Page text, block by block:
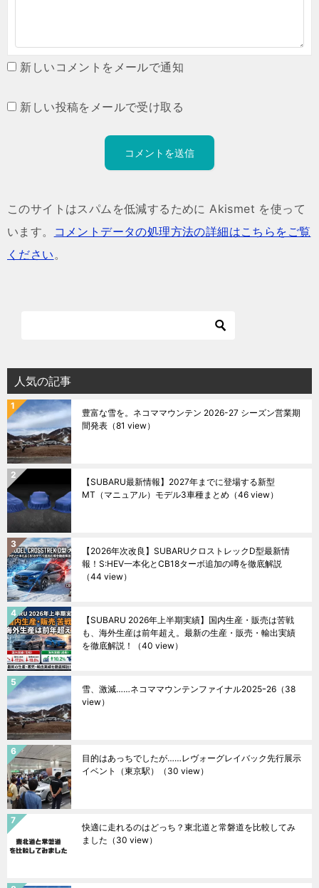
新しいコメントをメールで通知
新しい投稿をメールで受け取る
このサイトはスパムを低減するために Akismet を使って
います。
コメントデータの処理方法の詳細はこちらをご覧
ください。
人気の記事
豊富な雪を。ネコママウンテン 2026-27 シーズン営業期
間発表 （81 view）
【SUBARU最新情報】2027年までに登場する新型
MT（マニュアル）モデル3車種まとめ （46 view）
【2026年次改良】SUBARUクロストレックD型最新情
報！S:HEV一本化とCB18ターボ追加の噂を徹底解説
（44 view）
【SUBARU 2026年上半期実績】国内生産・販売は苦戦
も、海外生産は前年超え。最新の生産・販売・輸出実績
を徹底解説！
（40 view）
雪、激減……ネコママウンテンファイナル2025ｰ26 （38
view）
目的はあっちでしたが……レヴォーグレイバック先行展示
イベント（東京駅）
（30 view）
快適に走れるのはどっち？東北道と常磐道を比較してみ
ました （30 view）